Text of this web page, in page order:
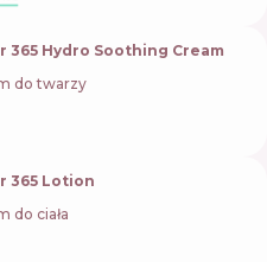
Hydro Soothing Cream
do twarzy
365 Lotion
do ciała